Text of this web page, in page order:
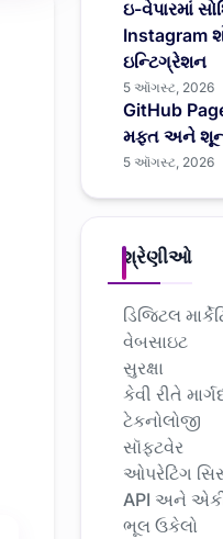
ઇ-વેપારમાં
Instagram
ઇન્ટિગ્રેશન
5 ઑગસ્ટ, 2026
GitHub
મફત અને
5 ઑગસ્ટ, 2026
શ્રેણીઓ
ડિજિટલ
વેબસાઇટ
સુરક્ષા
કેવી રીતે
ટેકનોલોજી
સૉફ્ટવેર
ઓપરેટિંગ
API અને
ભૂલ ઉકેલો